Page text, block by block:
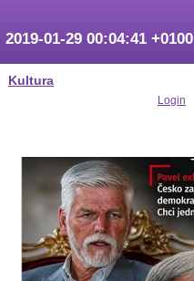
Kultura
2019-01-29 00:04:41 +0100
Login